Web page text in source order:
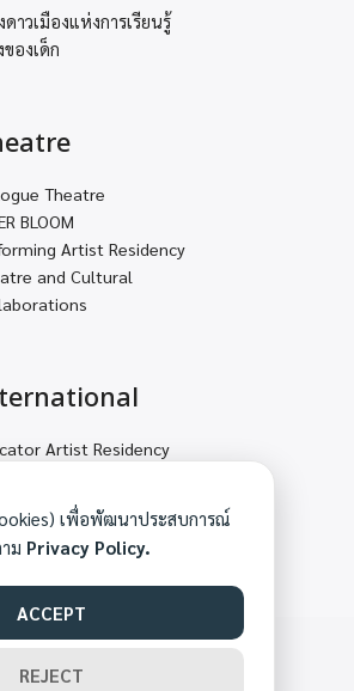
ดาวเมืองแห่งการเรียนรู้
ของเด็ก
Theatre
BLOOM
Artist Residency
and Cultural
Artist Residency
Solidarity
Feet – Arts
เพื่อพัฒนาประสบการณ์
ม Privacy Policy.
ACCEPT
REJECT